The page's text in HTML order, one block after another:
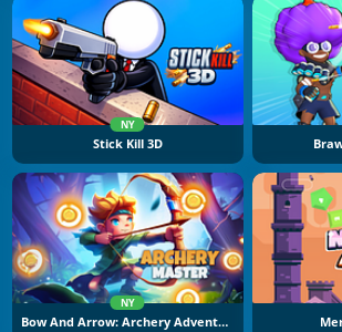
NY
Stick Kill 3D
NY
Bow And Arrow: Archery Adventure